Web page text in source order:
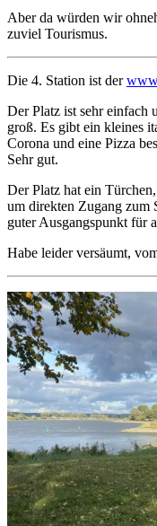
Aber da würden wir
zuviel Tourismus.
Die 4. Station ist der
Der Platz ist sehr einfach
groß. Es gibt ein kleines
Corona und eine Pizza
Sehr gut.
Der Platz hat ein
um direkten Zugang zum
guter Ausgangspunkt für
Habe leider versäumt,